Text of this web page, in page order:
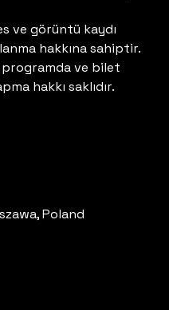
ve görüntü kaydı
hakkına sahiptir.
ve bilet
hakkı saklıdır.
Poland